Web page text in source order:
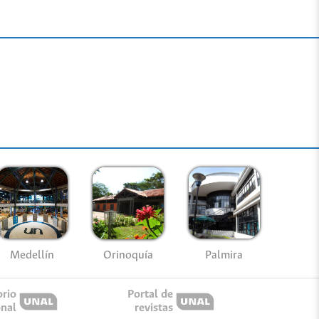
Medellín Orinoquía Palmira
Portal de
revistas